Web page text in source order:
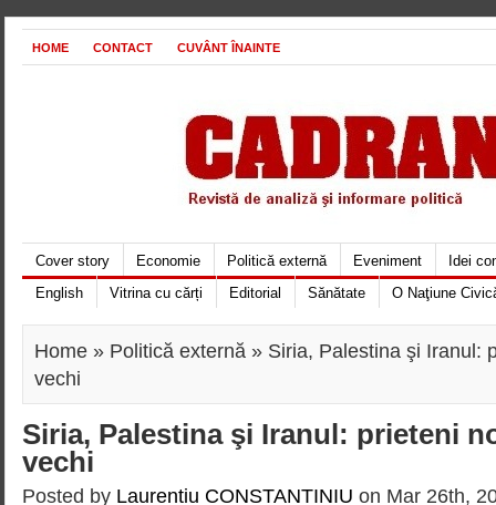
HOME CONTACT CUVÂNT ÎNAINTE
Cover story Economie Politică externă Eveniment
Idei
English
Vitrina cu cărți Editorial Sănătate O Naţiune
Home » Politică externă » Siria, Palestina şi Iranul:
vechi
Siria, Palestina şi Iranul: prieteni
vechi
Posted by Laurentiu CONSTANTINIU on Mar 26th,